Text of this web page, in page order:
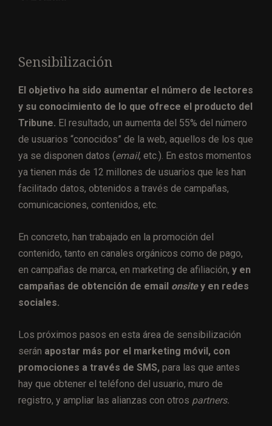
Sensibilización
El objetivo ha sido aumentar el número de lectores
y su conocimiento de lo que ofrece el producto del
Tribune. El resultado, un aumenta del 55% del número
de usuarios “conocidos” de la web, aquellos de los que
ya se disponen datos (email, etc.). En estos momentos
ya tienen más de 12 millones de usuarios que les han
facilitado datos, obtenidos a través de campañas,
comunicaciones, contenidos, etc.
En concreto, han trabajado en la promoción del
contenido, tanto en canales orgánicos como de pago,
en campañas de marca, en marketing de afiliación, y en
campañas de obtención de email onsitey en redes
sociales.
Los próximos pasos en esta área de sensibilización
serán apostar más por el marketing móvil, con
promociones a través de SMS, para las que antes
hay que obtener el teléfono del usuario, muro de
registro, y ampliar las alianzas con otros partners.